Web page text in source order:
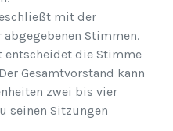
mit der
Stimmen.
entscheidet die Stimme
Gesamtvorstand kann
zwei bis vier
seinen Sitzungen